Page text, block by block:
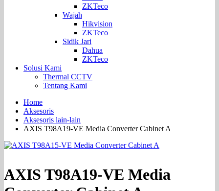
ZKTeco
Wajah
Hikvision
ZKTeco
Sidik Jari
Dahua
ZKTeco
Solusi Kami
Thermal CCTV
Tentang Kami
Home
Aksesoris
Aksesoris lain-lain
AXIS T98A19-VE Media Converter Cabinet A
AXIS T98A19-VE Media